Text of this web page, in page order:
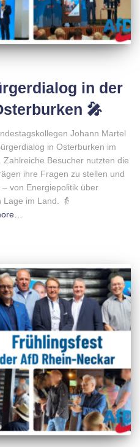
in der
🎤
Johann Martel
in Osterburken im
Besucher nutzten die
ihre Fragen zu stellen und
von Energiepolitik über
Lage im Land. 👵